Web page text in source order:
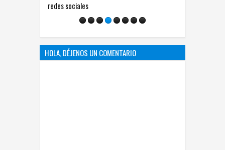
HOLA, DÉJENOS UN COMENTARIO